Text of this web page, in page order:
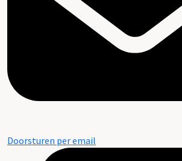
Doorsturen per email